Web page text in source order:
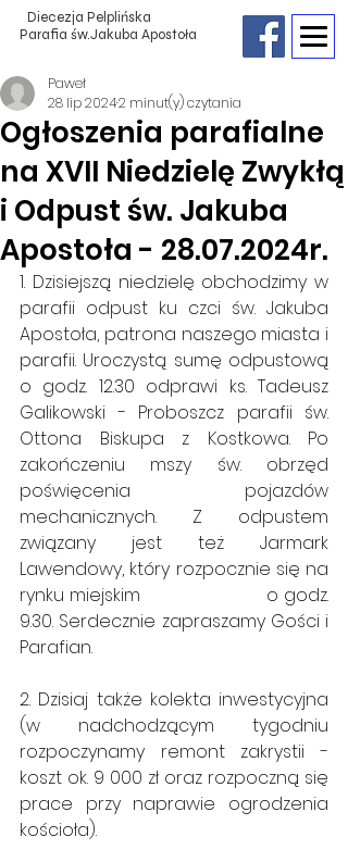
Parafia św.Jakuba Apostoła
Diecezja Pelplińska
Ogłoszenia parafialne
na XVII Niedzielę Zwykłą
i Odpust św. Jakuba
Apostoła - 28.07.2024r.
Paweł
28 lip 20242 minut(y) czytania
1. Dzisiejszą niedzielę obchodzimy w
parafii odpust ku czci św. Jakuba
Apostoła, patrona naszego miasta i
parafii. Uroczystą sumę odpustową
o godz. 12.30 odprawi ks. Tadeusz
Galikowski - Proboszcz parafii św.
Ottona Biskupa z Kostkowa. Po
zakończeniu mszy św. obrzęd
poświęcenia pojazdów
mechanicznych. Z odpustem
związany jest też Jarmark
Lawendowy, który rozpocznie się na
rynku miejskim                      o godz.
9.30. Serdecznie zapraszamy Gości i
Parafian.
2. Dzisiaj także kolekta inwestycyjna
(w nadchodzącym tygodniu
rozpoczynamy remont zakrystii -
koszt ok. 9 000 zł oraz rozpoczną się
prace przy naprawie ogrodzenia
kościoła).